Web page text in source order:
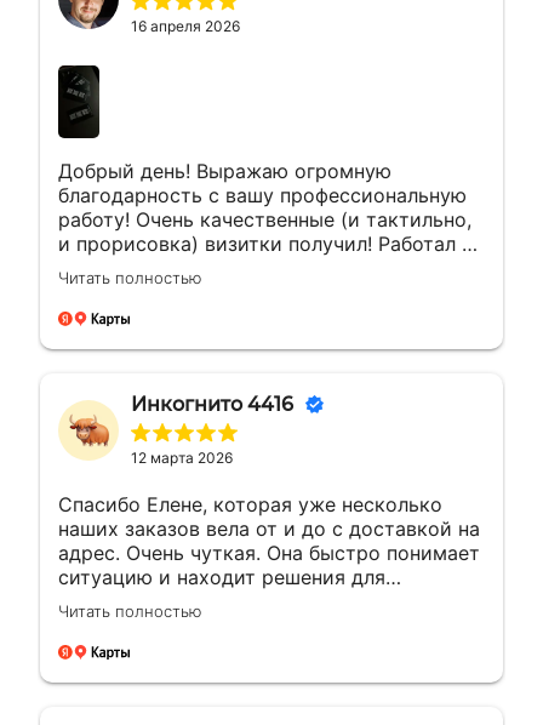
16 апреля 2026
Добрый день! Выражаю огромную
благодарность с вашу профессиональную
работу! Очень качественные (и тактильно,
и прорисовка) визитки получил! Работал с
менеджером Еленой. Ей отдельная
благодарность за мгновенные ответы и
полное сопровождение заказа!
Читать полностью
Инкогнито 4416
12 марта 2026
Спасибо Елене, которая уже несколько
наших заказов вела от и до с доставкой на
адрес. Очень чуткая. Она быстро понимает
ситуацию и находит решения для
возникающих вопросов.Это заслуживает
уважения. Будущие компании с такими
сотрудниками всегда на высоте будут
Читать полностью